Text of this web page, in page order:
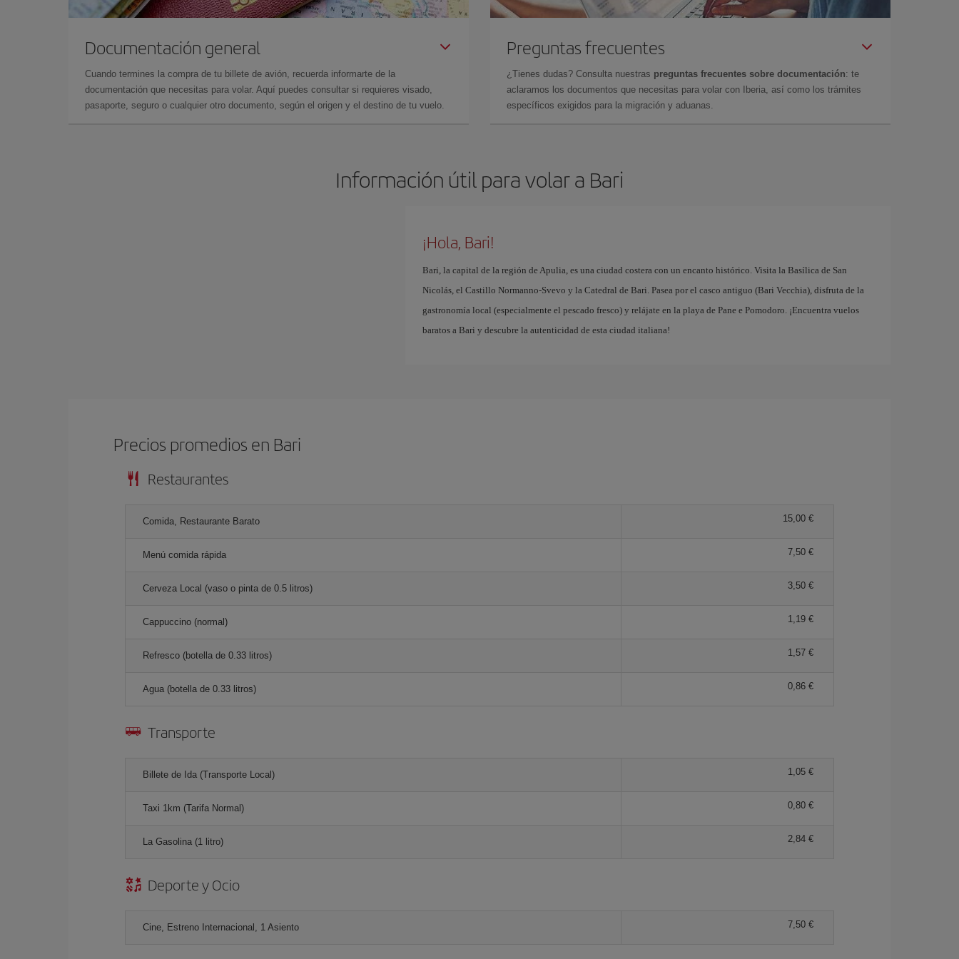
Documentación general
Cuando termines la compra de tu billete de avión, recuerda informarte de la
documentación que necesitas para volar. Aquí puedes consultar si requieres visado,
pasaporte, seguro o cualquier otro documento, según el origen y el destino de tu vuelo.
Preguntas frecuentes
¿Tienes dudas? Consulta nuestras preguntas frecuentes sobre documentación: te
aclaramos los documentos que necesitas para volar con Iberia, así como los trámites
específicos exigidos para la migración y aduanas.
Información útil para volar a Bari
¡Hola, Bari!
Bari, la capital de la región de Apulia, es una ciudad costera con un encanto histórico. Visita la Basílica de San
Nicolás, el Castillo Normanno-Svevo y la Catedral de Bari. Pasea por el casco antiguo (Bari Vecchia), disfruta de la
gastronomía local (especialmente el pescado fresco) y relájate en la playa de Pane e Pomodoro. ¡Encuentra vuelos
baratos a Bari y descubre la autenticidad de esta ciudad italiana!
Precios promedios en Bari
Restaurantes
Comida, Restaurante Barato 15,00
Menú comida rápida 7,50
Cerveza Local (vaso o pinta de 0.5 litros) 3,50
Cappuccino (normal) 1,19
Refresco (botella de 0.33 litros) 1,57
Agua (botella de 0.33 litros) 0,86
Transporte
Billete de Ida (Transporte Local) 1,05
Taxi 1km (Tarifa Normal) 0,80
La Gasolina (1 litro) 2,84
Deporte y Ocio
Cine, Estreno Internacional, 1 Asiento 7,50